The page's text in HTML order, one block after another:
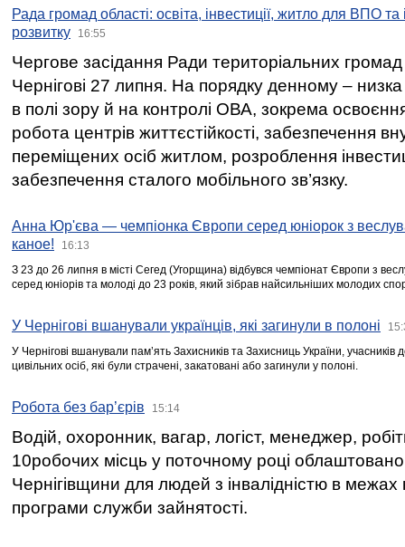
Рада громад області: освіта, інвестиції, житло для ВПО
розвитку
16:55
Чергове засідання Ради територіальних громад
Чернігові 27 липня. На порядку денному –
в полі зору й на контролі ОВА, зокрема освоєння
робота центрів життєстійкості, забезпечення
переміщених осіб житлом, розроблення
забезпечення сталого мобільного зв’язку.
Анна Юр'єва — чемпіонка Європи серед юніорок з
каное!
16:13
З 23 до 26 липня в місті Сегед (Угорщина) відбувся чемпіонат Європи з
серед юніорів та молоді до 23 років, який зібрав найсильніших молодих
У Чернігові вшанували українців, які загинули в полоні
У Чернігові вшанували пам’ять Захисників та Захисниць України,
цивільних осіб, які були страчені, закатовані або загинули у полоні.
Робота без бар’єрів 15:14
Водій, охоронник, вагар, логіст, менеджер,
10робочих місць у поточному році
Чернігівщини для людей з інвалідністю в межах
програми служби зайнятості.